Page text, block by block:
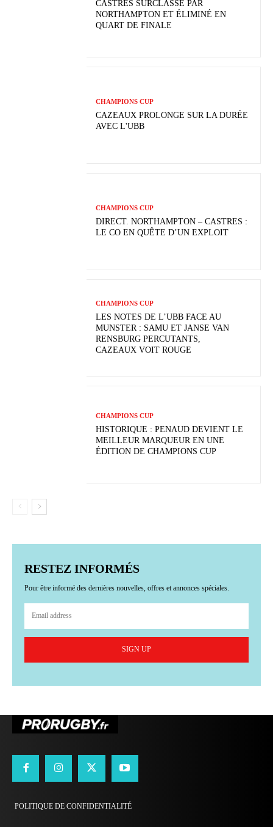
CASTRES SURCLASSÉ PAR
NORTHAMPTON ET ÉLIMINÉ EN
QUART DE FINALE
CHAMPIONS CUP
CAZEAUX PROLONGE SUR LA DURÉE
AVEC L'UBB
CHAMPIONS CUP
DIRECT. NORTHAMPTON – CASTRES :
LE CO EN QUÊTE D’UN EXPLOIT
CHAMPIONS CUP
LES NOTES DE L’UBB FACE AU
MUNSTER : SAMU ET JANSE VAN
RENSBURG PERCUTANTS,
CAZEAUX VOIT ROUGE
CHAMPIONS CUP
HISTORIQUE : PENAUD DEVIENT LE
MEILLEUR MARQUEUR EN UNE
ÉDITION DE CHAMPIONS CUP
RESTEZ INFORMÉS
Pour être informé des dernières nouvelles, offres et annonces spéciales.
SIGN UP
POLITIQUE DE CONFIDENTIALITÉ